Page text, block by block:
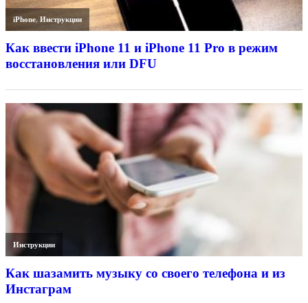
iPhone,Инструкции
Как ввести iPhone 11 и iPhone 11 Pro в режим
восстановления или DFU
Инструкции
Как шазамить музыку со своего телефона и из
Инстаграм